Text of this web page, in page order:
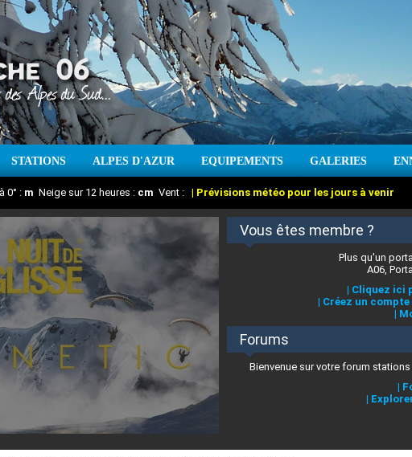
STATIONS ALPES D'AZUR EQUIPEMENTS GALERIES
: T° Min : T° Max : °C Prévisions météo pour les jours à venir
0° : m Neige sur 12 heures : cm Vent : | Prévisions météo pour les jours à venir
en direct l'actualité des stations des Alpes-Maritimes
Vous êtes membre ?
Plus qu'un
A06,
| Cliquez ici
| Créez un
|
Forums
Bienvenue sur votre forum
|
|